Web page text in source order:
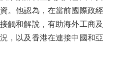
。他認為，在當前國際政經
觸和解說，有助海外工商及
，以及香港在連接中國和亞